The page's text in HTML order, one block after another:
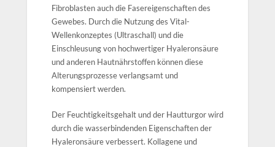
Fibroblasten auch die Fasereigenschaften des
Gewebes. Durch die Nutzung des Vital-
Wellenkonzeptes (Ultraschall) und die
Einschleusung von hochwertiger Hyaleronsäure
und anderen Hautnährstoffen können diese
Alterungsprozesse verlangsamt und
kompensiert werden.
Der Feuchtigkeitsgehalt und der Hautturgor wird
durch die wasserbindenden Eigenschaften der
Hyaleronsäure verbessert. Kollagene und